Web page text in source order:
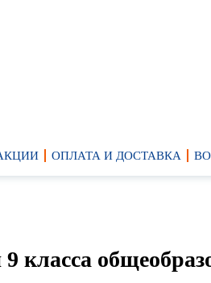
ОПЛАТА И ДОСТАВКА
класса